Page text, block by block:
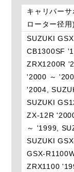
キャリパー
ローター径用)
SUZUKI
CB1300SF
ZRX1200R
'2000 ～
'2004,
SUZUKI
ZX-12R
～ '1999,
SUZUKI
GSX-
ZRX1100